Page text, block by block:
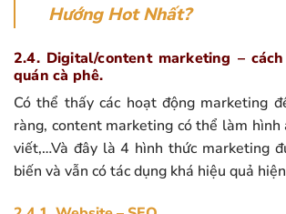
Hướng Hot Nhất?
2.4. Digital/content marketing –
quán cà phê.
Có thể thấy các hoạt động marketing
ràng, content marketing có thể làm hình
viết,…Và đây là 4 hình thức marketing
biến và vẫn có tác dụng khá hiệu quả